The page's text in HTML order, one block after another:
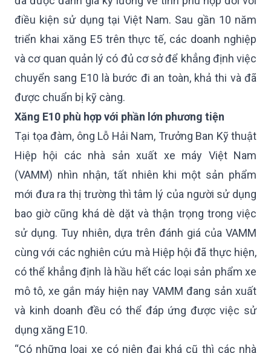
điều kiện sử dụng tại Việt Nam. Sau gần 10 năm
triển khai xăng E5 trên thực tế, các doanh nghiệp
và cơ quan quản lý có đủ cơ sở để khẳng định việc
chuyển sang E10 là bước đi an toàn, khả thi và đã
được chuẩn bị kỹ càng.
Xăng E10 phù hợp với phần lớn phương tiện
Tại tọa đàm, ông Lỗ Hải Nam, Trưởng Ban Kỹ thuật
Hiệp hội các nhà sản xuất xe máy Việt Nam
(VAMM) nhìn nhận, tất nhiên khi một sản phẩm
mới đưa ra thị trường thì tâm lý của người sử dụng
bao giờ cũng khá dè dặt và thận trọng trong việc
sử dụng. Tuy nhiên, dựa trên đánh giá của VAMM
cùng với các nghiên cứu mà Hiệp hội đã thực hiện,
có thể khẳng định là hầu hết các loại sản phẩm xe
mô tô, xe gắn máy hiện nay VAMM đang sản xuất
và kinh doanh đều có thể đáp ứng được việc sử
dụng xăng E10.
“Có những loại xe có niên đại khá cũ thì các nhà